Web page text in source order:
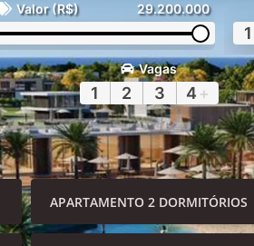
Valor (R$) 29.200.000
1
Vagas
1 2 3 4 +
APARTAMENTO 2 DORMITÓRIOS